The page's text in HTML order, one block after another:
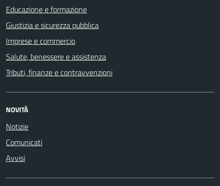
Educazione e formazione
Giustizia e sicurezza pubblica
Imprese e commercio
Salute, benessere e assistenza
Tributi, finanze e contravvenzioni
NOVITÀ
Notizie
Comunicati
Avvisi